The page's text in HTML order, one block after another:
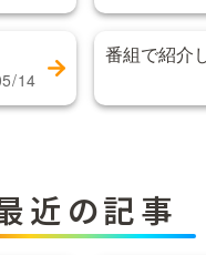
14
番組で紹介
近の記事